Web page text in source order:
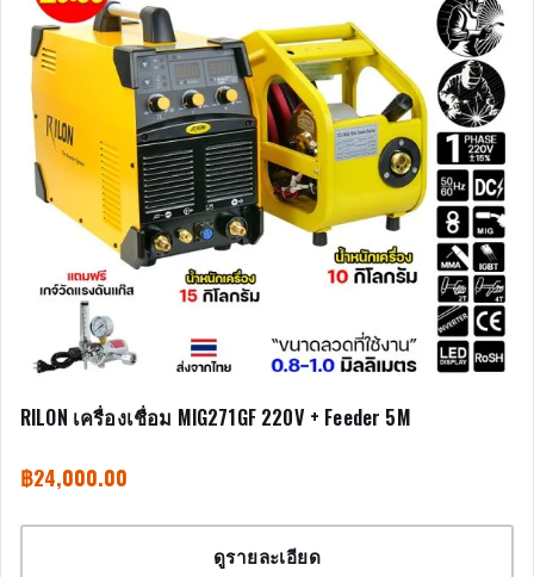
RILON เครื่องเชื่อม MIG271GF 220V + Feeder 5M
฿24,000.00
ดูรายละเอียด